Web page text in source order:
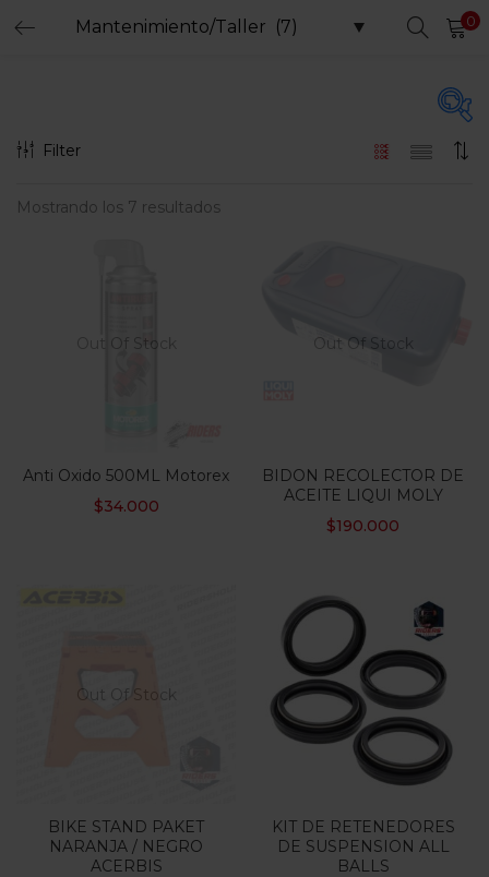
0
Etiquetas
Filter
Mostrando los 7 resultados
Out Of Stock
Anti Oxido 500ML Motorex
$34.000
Out Of Stock
BIDON RECOLECTOR DE
ACEITE LIQUI MOLY
$190.000
Out Of Stock
BIKE STAND PAKET
NARANJA / NEGRO
ACERBIS
KIT DE RETENEDORES
DE SUSPENSION ALL
BALLS
LOGIN REGISTER
Remember me